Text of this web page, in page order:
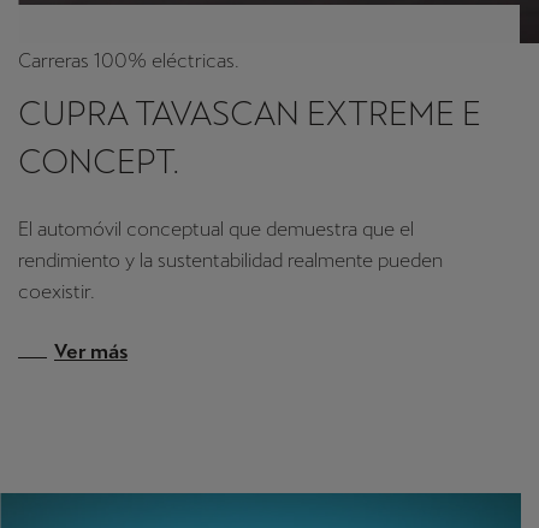
Carreras 100% eléctricas.
CUPRA TAVASCAN EXTREME E
CONCEPT.
El automóvil conceptual que demuestra que el
rendimiento y la sustentabilidad realmente pueden
coexistir.
Ver más